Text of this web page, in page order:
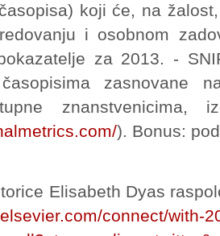
koji će, na
i osobnom
za 2013. -
zasnovane
znanstvenicima,
). Bonus:
Elisabeth Dyas
connect/with-